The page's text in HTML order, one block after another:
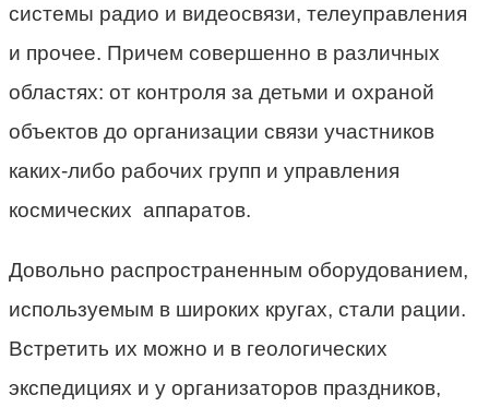
системы радио и видеосвязи, телеуправления
и прочее. Причем совершенно в различных
областях: от контроля за детьми и охраной
объектов до организации связи участников
каких-либо рабочих групп и управления
космических аппаратов.
Довольно распространенным оборудованием,
используемым в широких кругах, стали рации.
Встретить их можно и в геологических
экспедициях и у организаторов праздников,